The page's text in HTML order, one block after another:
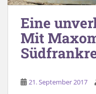
Eine
Mit
21. September 2017